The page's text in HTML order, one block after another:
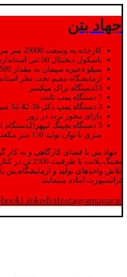
جهاد بتن
کارخانه به وسعت 20000 متر مربع
باسکول دیجیتال 60 تنی استاندارد
سیلو ذخیره سیمان به مقدار 2500تن
ازمایشگاه مقیم تحت نظر
33دستگاه تراک میکسر
7 دستگاه پمپ ثابت
3 دستگاه پمپ دکل 36-42-52 متری
دارای مجوز تردد در روز
متری با توان تولید 150 متر مکعب در ساعت)
جهاد بتن با فضای کارگاهی و به کار
بچینگ پلانت با
تلاش واحدهای تولید و ازمایشگاه,بتن
ترانسپورت اماده مینمایند.
LinkedinInstagramaparat